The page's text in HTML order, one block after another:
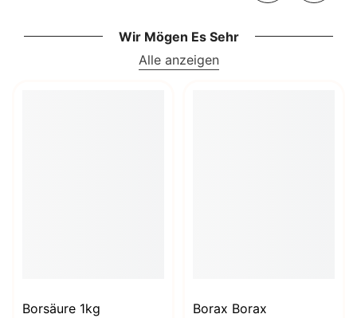
Wir Mögen Es Sehr
Alle anzeigen
Borsäure 1kg
Borax Borax